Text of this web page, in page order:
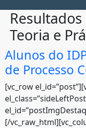
Teoria e
Alunos do
de Processo
[vc_row
[/